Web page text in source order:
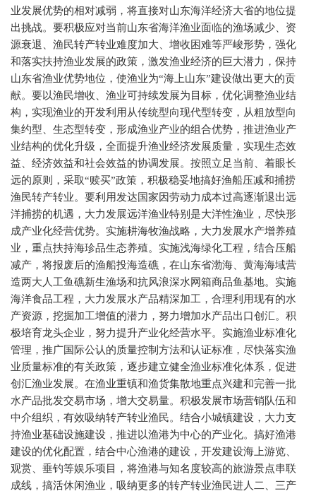
业发展优势的相对减弱，将直接对山东海洋经济大省的地位提
出挑战。要积极应对当前山东省海洋渔业面临的渔场减少、资
源衰退、渔民转产转业难度加大、增收困难等严峻形势，强化
和落实扶持渔业发展的政策，激发渔业经济的巨大潜力，保持
山东省渔业优势地位，使渔业为“海上山东”建设做出更大的贡
献。要以渔民增收、渔业可持续发展为目标，优化调整渔业结
构，实现渔业的开发利用从传统型向现代型转变，从粗放型向
集约型、生态型转变，形成渔业产业的组合优势，推进渔业产
业结构的优化升级，全面提升渔业经济发展质量，实现生态效
益、经济效益和社会效益的协调发展。按照立足当前、着眼长
远的原则，采取“赎买”政策，积极稳妥地搞好渔船压减和捕捞
渔民转产转业。要利用发达国家因劳动力成本过高逐渐退出远
洋捕捞的机遇，大力发展远洋渔业特别是大洋性渔业，尽快形
成产业化经营优势。实施耕海牧渔战略，大力发展水产增养殖
业，重点扶持海珍品生态养殖。实施浅海绿化工程，结合压船
减产，将报废后的渔船投海造礁，在山东省渤海、黄海海域营
造两大人工鱼礁新生渔场和抗风浪深水网箱商品鱼基地。实施
海洋食品工程，大力发展水产品精深加工，合理利用现有的水
产资源，挖掘加工增值的潜力，努力增加水产品出口创汇。积
极培育龙头企业，努力提升产业化经营水平。实施渔业标准化
管理，推广国际公认的质量控制方法和认证标准，尽快落实渔
业质量标准的有关政策，逐步建立健全渔业标准化体系，促进
创汇渔业发展。在渔业重镇和渔货集散地重点兴建和完善一批
水产品批发交易市场，增大交易量。积极发展市场营销队伍和
中介组织，有效吸纳转产转业渔民。结合小城镇建设，大力支
持渔业基础设施建设，推进以渔港为中心的产业化。搞好渔港
建设的优化配置，结合中心渔港的建设，开发建设海上游览、
观赏、垂钓等娱乐项目，将渔港与知名度较高的旅游景点串联
成线，搞活休闲渔业，吸纳更多的转产转业渔民进人二、三产